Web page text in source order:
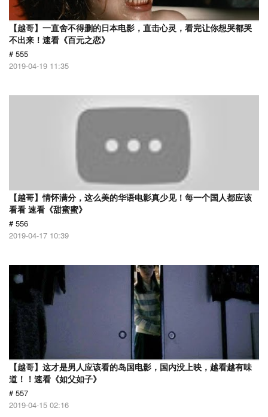
【越哥】一直舍不得删的日本电影，直击心灵，看完让你想哭都哭
不出来！速看《百元之恋》
# 555
2019-04-19 11:35
【越哥】情怀满分，这么美的华语电影真少见！每一个国人都应该
看看 速看《甜蜜蜜》
# 556
2019-04-17 10:39
【越哥】这才是男人应该看的岛国电影，国内没上映，越看越有味
道！！速看《如父如子》
# 557
2019-04-15 02:16